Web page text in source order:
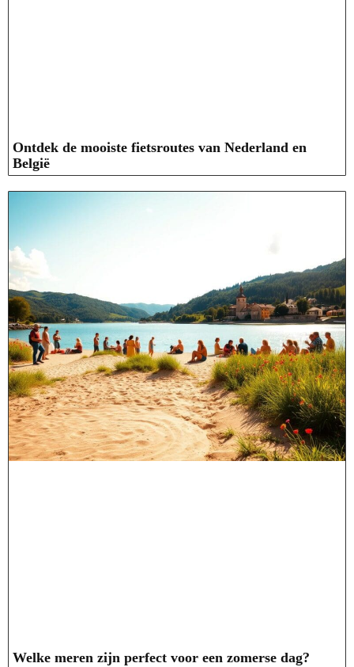
Ontdek de mooiste fietsroutes van Nederland en
België
Welke meren zijn perfect voor een zomerse dag?